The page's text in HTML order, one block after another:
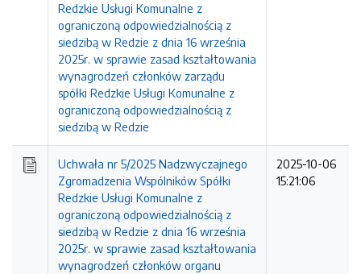
Redzkie Usługi Komunalne z
ograniczoną odpowiedzialnością z
siedzibą w Redzie z dnia 16 września
2025r. w sprawie zasad kształtowania
wynagrodzeń członków zarządu
spółki Redzkie Usługi Komunalne z
ograniczoną odpowiedzialnością z
siedzibą w Redzie
Uchwała nr 5/2025 Nadzwyczajnego
Zgromadzenia Wspólników Spółki
Redzkie Usługi Komunalne z
ograniczoną odpowiedzialnością z
siedzibą w Redzie z dnia 16 września
2025r. w sprawie zasad kształtowania
wynagrodzeń członków organu
2025-10-06
15:21:06